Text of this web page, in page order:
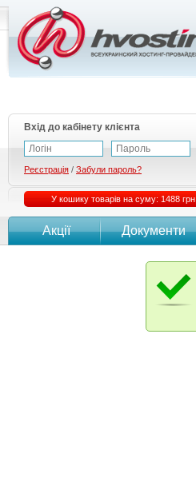
Вхід до кабінету клієнта
Реєстрація / Забули пароль?
У кошику товарів на суму: 1488 грн.
Акції Документи